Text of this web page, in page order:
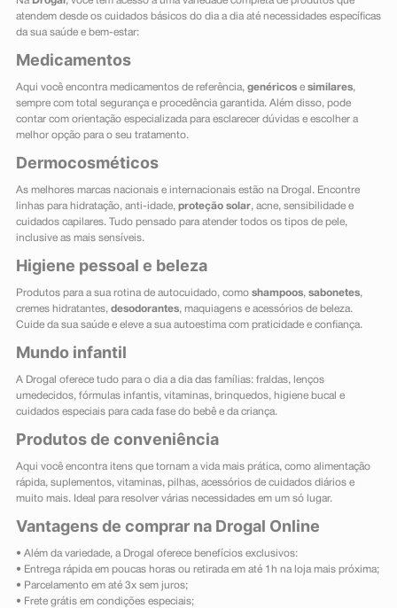
atendem desde os cuidados básicos do dia a dia até necessidades específicas
da sua saúde e bem-estar:
Medicamentos
Aqui você encontra medicamentos de referência, genéricose similares,
sempre com total segurança e procedência garantida. Além disso, pode
contar com orientação especializada para esclarecer dúvidas e escolher a
melhor opção para o seu tratamento.
Dermocosméticos
As melhores marcas nacionais e internacionais estão na Drogal. Encontre
linhas para hidratação, anti-idade, proteção solar, acne, sensibilidade e
cuidados capilares. Tudo pensado para atender todos os tipos de pele,
inclusive as mais sensíveis.
Higiene pessoal e beleza
Produtos para a sua rotina de autocuidado, como shampoos, sabonetes,
cremes hidratantes, desodorantes, maquiagens e acessórios de beleza.
Cuide da sua saúde e eleve a sua autoestima com praticidade e confiança.
Mundo infantil
A Drogal oferece tudo para o dia a dia das famílias: fraldas, lenços
umedecidos, fórmulas infantis, vitaminas, brinquedos, higiene bucal e
cuidados especiais para cada fase do bebê e da criança.
Produtos de conveniência
Aqui você encontra itens que tornam a vida mais prática, como alimentação
rápida, suplementos, vitaminas, pilhas, acessórios de cuidados diários e
muito mais. Ideal para resolver várias necessidades em um só lugar.
Vantagens de comprar na Drogal Online
• Além da variedade, a Drogal oferece benefícios exclusivos:
• Entrega rápida em poucas horas ou retirada em até 1h na loja mais próxima;
• Parcelamento em até 3x sem juros;
• Frete grátis em condições especiais;